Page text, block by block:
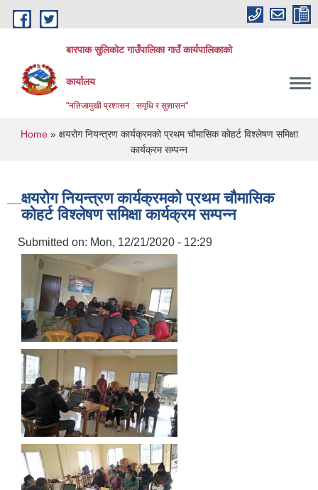
Skip to main content
बारपाक सुलिकोट गाउँपालिका गाउँ कार्यपालिकाको
कार्यालय
"नतिजामुखी प्रशासन : समृधि र सुशासन"
You are here
Home» क्षयरोग नियन्त्रण कार्यक्रमको प्रथम चौमासिक कोहर्ट विश्लेषण समिक्षा
कार्यक्रम सम्पन्न
क्षयरोग नियन्त्रण कार्यक्रमको प्रथम चौमासिक
कोहर्ट विश्लेषण समिक्षा कार्यक्रम सम्पन्न
Submitted on: Mon, 12/21/2020 - 12:29